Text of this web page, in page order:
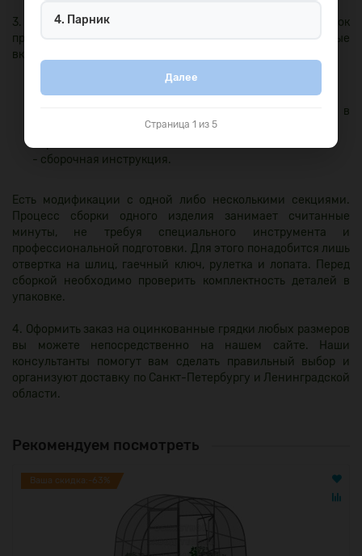
3. Готовые конструкции ограждения для грядок
представлены в продаже в стандартных наборах, которые
включают:
- продольные и поперечные элементы;
- дополнительные ребра жесткости (если необходимо);
- заостренные крепежные уголки для погружения в
- сборочная инструкция.
Есть модификации с одной либо несколькими секциями.
Процесс сборки одного изделия занимает считанные
минуты, не требуя специального инструмента и
профессиональной подготовки. Для этого понадобится лишь
отвертка на шлиц, гаечный ключ, рулетка и лопата. Перед
сборкой необходимо проверить комплектность деталей в
упаковке.
4. Оформить заказ на оцинкованные грядки любых размеров
вы можете непосредственно на нашем сайте. Наши
консультанты помогут вам сделать правильный выбор и
организуют доставку по Санкт-Петербургу и Ленинградской
области.
Рекомендуем посмотреть
Ваша скидка:-63%
4. Парник
Далее
Страница 1 из 5